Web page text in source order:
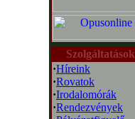
Szolgáltatások
·Híreink
·Rovatok
·Irodalomórák
·Rendezvények